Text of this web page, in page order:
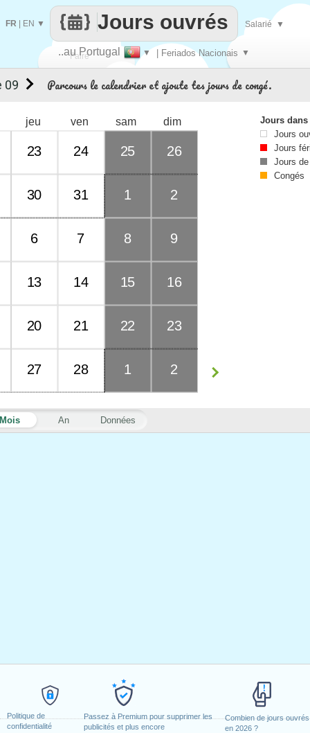
Politique de
confidentialité
Passez à Premium pour supprimer les
publicités et plus encore
Combien de jours ouvrés
en 2026 ?
Faire
..au Portugal ▼ | Feriados Nacionais ▼
Jours ouvrés
FR EN ▼ Salarié ▼
Parcours le calendrier et ajoute tes jours de congé.
Mois An Données
jeu ven sam dim
23 24 25 26
30 31 1 2
6 7 8 9
13 14 15 16
20 21 22 23
27 28 1 2
09
Jours
Jours
Jours
Jours
Congés